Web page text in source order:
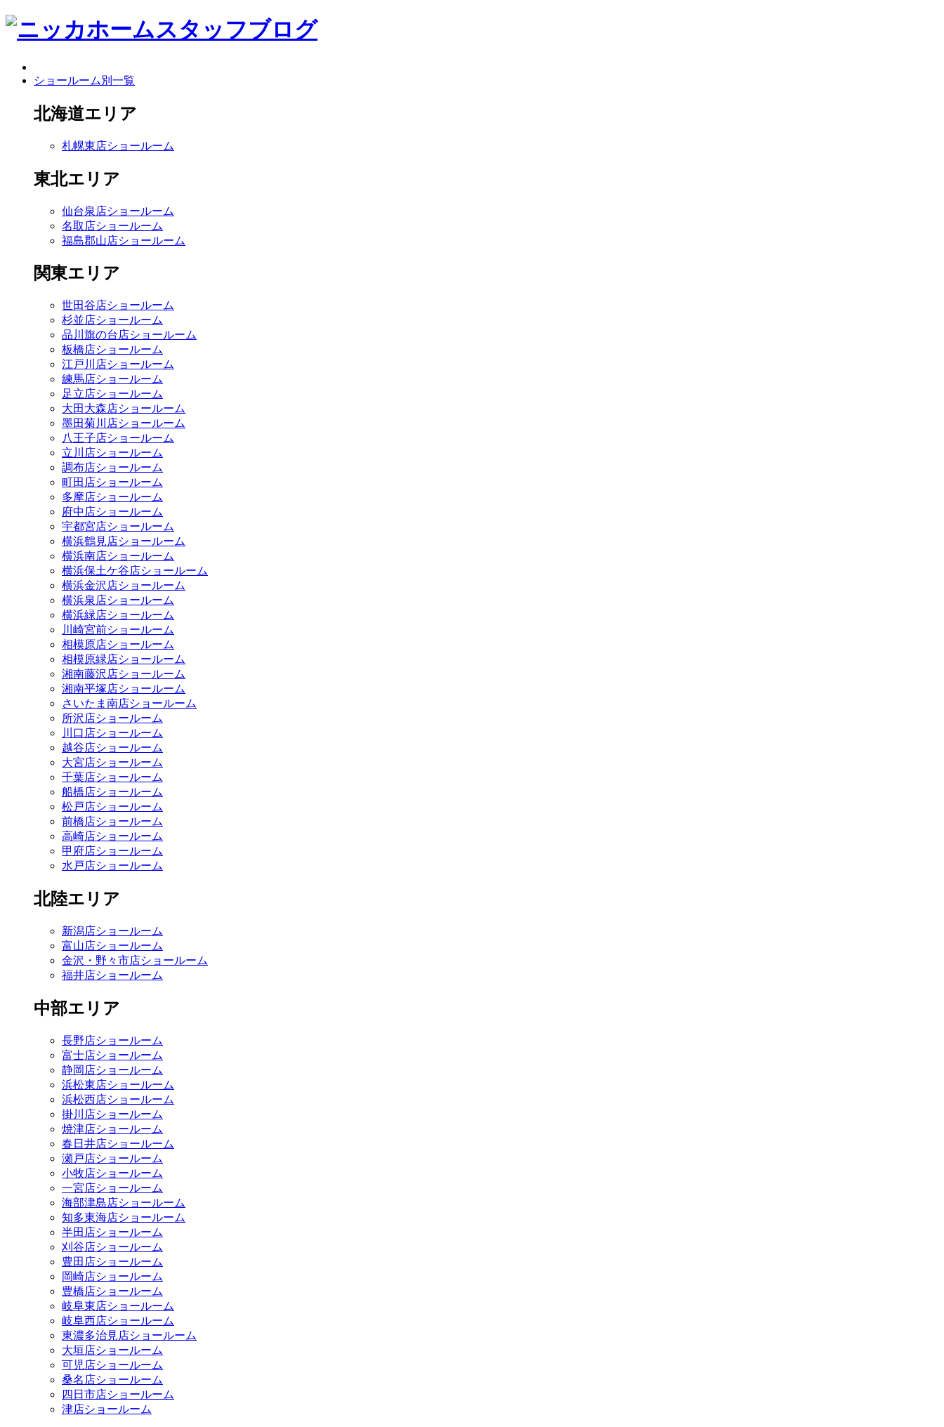
ショールーム別一覧
北海道エリア
札幌東店ショールーム
東北エリア
仙台泉店ショールーム
名取店ショールーム
福島郡山店ショールーム
関東エリア
世田谷店ショールーム
杉並店ショールーム
品川旗の台店ショールーム
板橋店ショールーム
江戸川店ショールーム
練馬店ショールーム
足立店ショールーム
大田大森店ショールーム
墨田菊川店ショールーム
八王子店ショールーム
立川店ショールーム
調布店ショールーム
町田店ショールーム
多摩店ショールーム
府中店ショールーム
宇都宮店ショールーム
横浜鶴見店ショールーム
横浜南店ショールーム
横浜保土ケ谷店ショールーム
横浜金沢店ショールーム
横浜泉店ショールーム
横浜緑店ショールーム
川崎宮前ショールーム
相模原店ショールーム
相模原緑店ショールーム
湘南藤沢店ショールーム
湘南平塚店ショールーム
さいたま南店ショールーム
所沢店ショールーム
川口店ショールーム
越谷店ショールーム
大宮店ショールーム
千葉店ショールーム
船橋店ショールーム
松戸店ショールーム
前橋店ショールーム
高崎店ショールーム
甲府店ショールーム
水戸店ショールーム
北陸エリア
新潟店ショールーム
富山店ショールーム
金沢・野々市店ショールーム
福井店ショールーム
中部エリア
長野店ショールーム
富士店ショールーム
静岡店ショールーム
浜松東店ショールーム
浜松西店ショールーム
掛川店ショールーム
焼津店ショールーム
春日井店ショールーム
瀬戸店ショールーム
小牧店ショールーム
一宮店ショールーム
海部津島店ショールーム
知多東海店ショールーム
半田店ショールーム
刈谷店ショールーム
豊田店ショールーム
岡崎店ショールーム
豊橋店ショールーム
岐阜東店ショールーム
岐阜西店ショールーム
東濃多治見店ショールーム
大垣店ショールーム
可児店ショールーム
桑名店ショールーム
四日市店ショールーム
津店ショールーム